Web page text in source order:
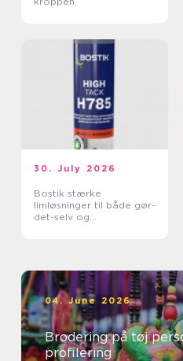
30. July 2026
Bostik stærke
limløsninger til både gør-
det-selv og
04. June 2026
Brodering på tøj personlig stil og stærk
profilering